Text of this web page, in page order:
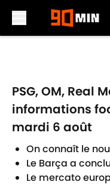
PSG, OM, Real
informations
mardi 6 août
On connaît le
Le Barça a
Le mercato